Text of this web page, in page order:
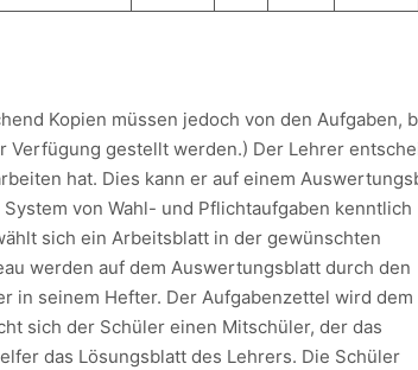
Kopien müssen jedoch von den Aufgaben,
gestellt werden.) Der Lehrer
hat. Dies kann er auf einem
von Wahl- und Pflichtaufgaben kenntlich
sich ein Arbeitsblatt in der gewünschten
werden auf dem Auswertungsblatt durch den
in seinem Hefter. Der Aufgabenzettel wird dem
sich der Schüler einen Mitschüler, der das
das Lösungsblatt des Lehrers. Die Schüler